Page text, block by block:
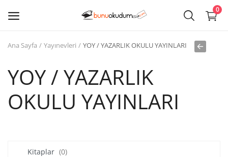
0
Giriş
Ana Sayfa Yayınevleri YOY / YAZARLIK OKULU YAYINLARI
YOY / YAZARLIK
OKULU YAYINLARI
Kitaplar (0)